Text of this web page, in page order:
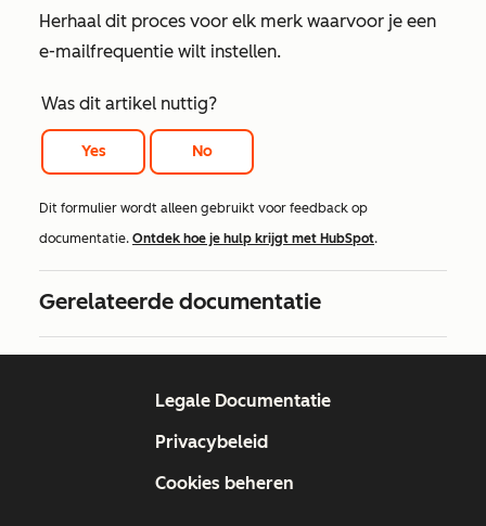
Herhaal dit proces voor elk merk waarvoor je een
e-mailfrequentie wilt instellen.
Was dit artikel nuttig?
Yes No
Dit formulier wordt alleen gebruikt voor feedback op
documentatie. Ontdek hoe je hulp krijgt met HubSpot.
Gerelateerde documentatie
Legale Documentatie
Privacybeleid
Cookies beheren